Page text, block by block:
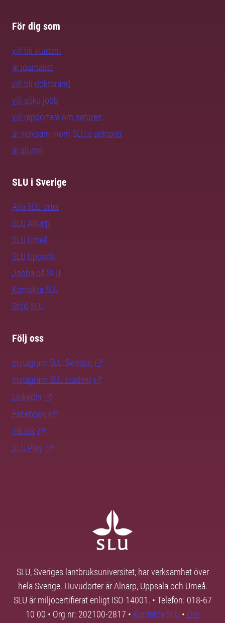
För dig som
vill bli student
är journalist
vill bli doktorand
vill söka jobb
vill rapportera om naturen
är verksam inom SLU:s sektorer
är alumn
SLU i Sverige
Alla SLU-orter
SLU Alnarp
SLU Umeå
SLU Uppsala
Jobba på SLU
Kontakta SLU
Stöd SLU
Följ oss
Instagram SLU.Sweden
Instagram SLU.student
LinkedIn
Facebook
TikTok
SLU Play
SLU, Sveriges lantbruksuniversitet, har verksamhet över
hela Sverige. Huvudorter är Alnarp, Uppsala och Umeå.
SLU är miljöcertifierat enligt ISO 14001. • Telefon: 018-67
10 00 • Org nr: 202100-2817 • Kontakta SLU • Om